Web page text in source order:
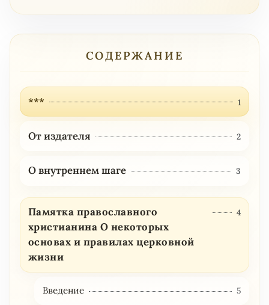
СОДЕРЖАНИЕ
*** 1
От издателя 2
О внутреннем шаге 3
Памятка православного
христианина О некоторых
основах и правилах церковной
жизни
4
Введение 5